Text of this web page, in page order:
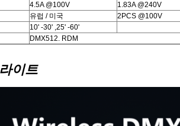
4.5A @100V
1.83A @240V
유럽 / 미국 2PCS @100V
10' -30' ,25' -60'
DMX512. RDM
이트